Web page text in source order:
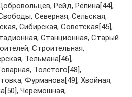
Рейд, Репина[44],
Северная, Сельская,
Сибирская, Советская[45],
Станционная, Старый
Строительная,
Тельмана[46],
Толстого[48],
Фурманова[49], Хвойная,
Черемошная,